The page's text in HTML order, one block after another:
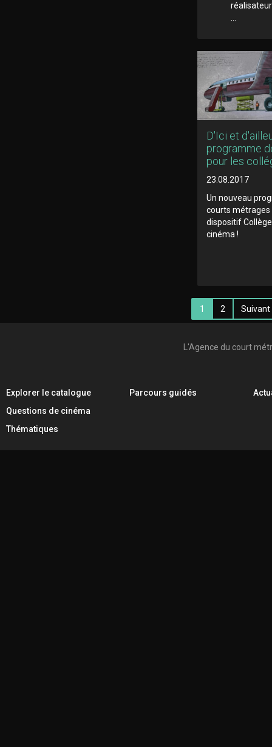
...
D'Ici et
programme
pour les
23.08.2017
Un nouveau
courts métrages
dispositif
cinéma !
1 2 Suivant
L'Agence du court
Explorer le catalogue
Questions de cinéma
Thématiques
Parcours guidés